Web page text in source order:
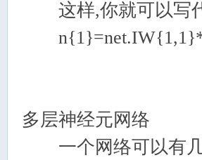
这样,你就可以写代
多层神经元网络
一个网络可以有几